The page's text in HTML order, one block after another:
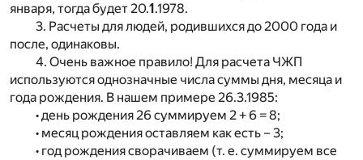
января, тогда будет 20.1.1978.
3. Расчеты для людей, родившихся до 2000 года и
после, одинаковы.
4. Очень важное правило! Для расчета ЧЖП
используются однозначные числа суммы дня, месяца и
года рождения. В нашем примере 26.3.1985:
• день рождения 26 суммируем 2 + 6 = 8;
• месяц рождения оставляем как есть – 3;
• год рождения сворачиваем (т. е. суммируем все